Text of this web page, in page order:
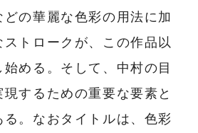
の華麗な色彩の用法に加
トロークが、この作品以
める。そして、中村の目
するための重要な要素と
。なおタイトルは、色彩